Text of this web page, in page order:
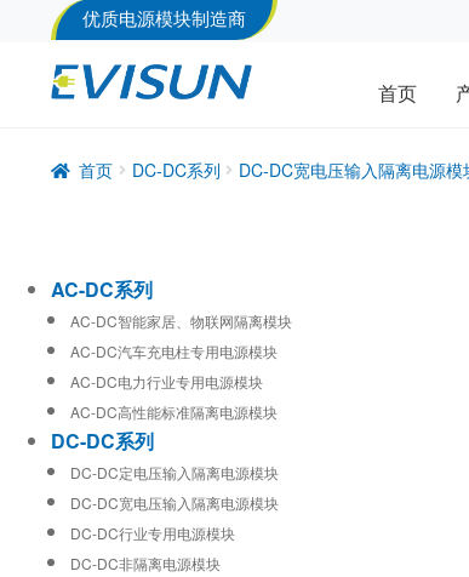
优质电源模块制造商
首页
首页 DC-DC系列 DC-DC宽电压输入隔离电源模
AC-DC系列
AC-DC智能家居、物联网隔离模块
AC-DC汽车充电柱专用电源模块
AC-DC电力行业专用电源模块
AC-DC高性能标准隔离电源模块
DC-DC系列
DC-DC定电压输入隔离电源模块
DC-DC宽电压输入隔离电源模块
DC-DC行业专用电源模块
DC-DC非隔离电源模块